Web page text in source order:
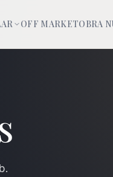
OFF MARKETOBRA